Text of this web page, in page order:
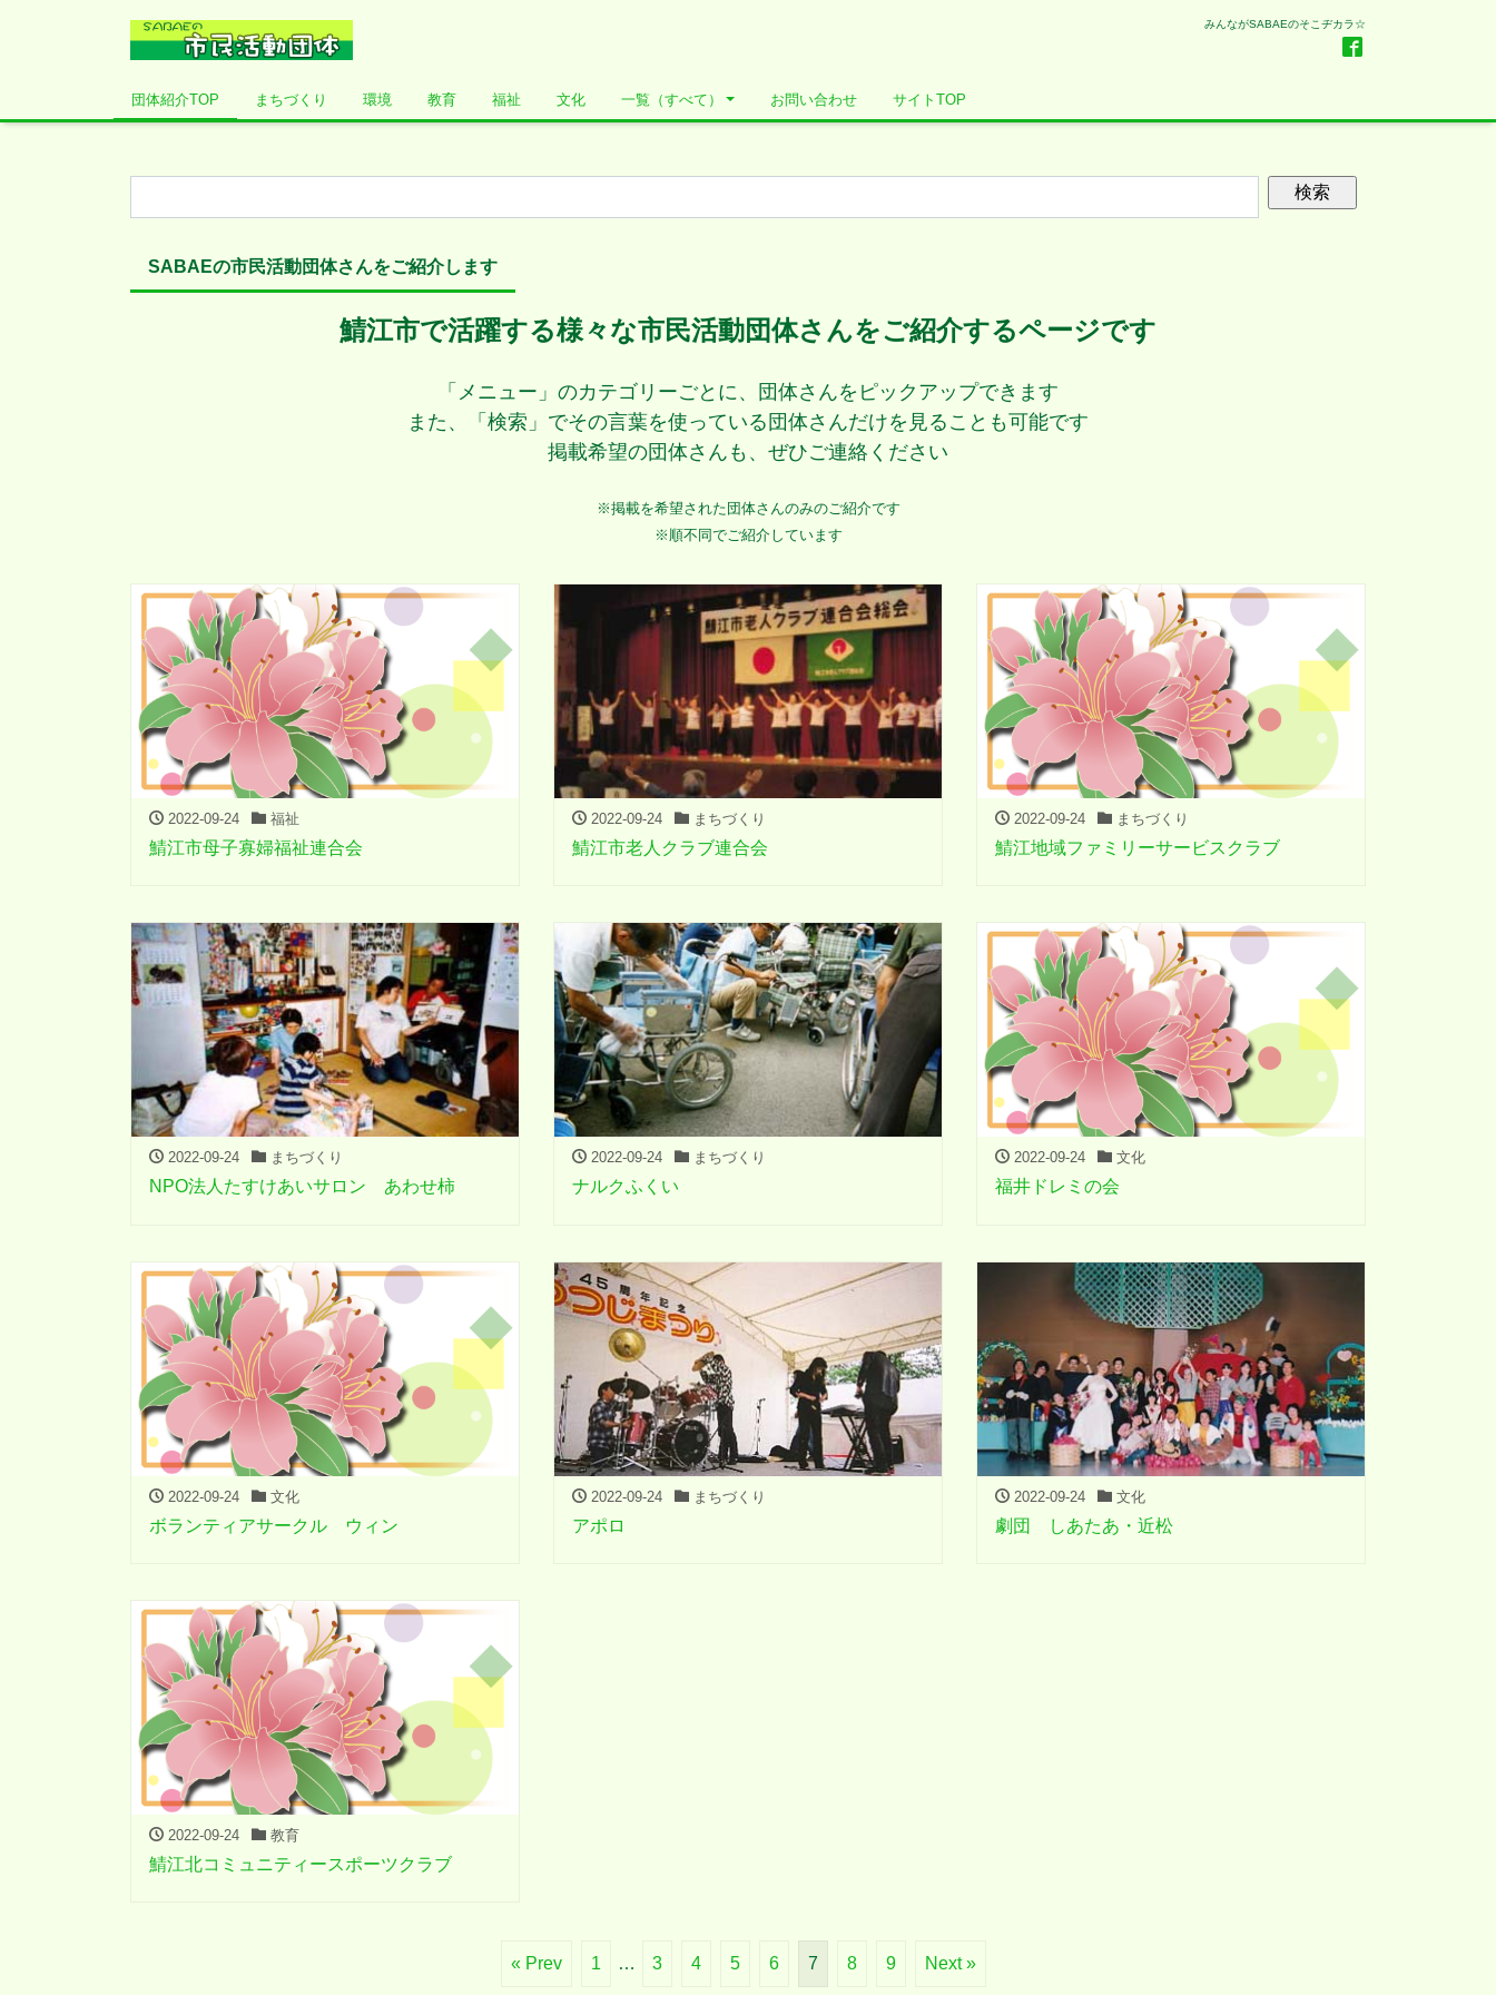
みんながSABAEのそこヂカラ☆
団体紹介TOP まちづくり 環境 教育 福祉 文化 一覧（すべて） お問い合わせ サイトTOP
SABAEの市民活動団体さんをご紹介します
鯖江市で活躍する様々な市民活動団体さんをご紹介するページです
「メニュー」のカテゴリーごとに、団体さんをピックアップできます
また、「検索」でその言葉を使っている団体さんだけを見ることも可能です
掲載希望の団体さんも、ぜひご連絡ください
※掲載を希望された団体さんのみのご紹介です
※順不同でご紹介しています
2022-09-24 福祉
鯖江市母子寡婦福祉連合会
2022-09-24 まちづくり
鯖江市老人クラブ連合会
2022-09-24 まちづくり
鯖江地域ファミリーサービスクラブ
2022-09-24 まちづくり
NPO法人たすけあいサロン あわせ柿
2022-09-24 まちづくり
ナルクふくい
2022-09-24 文化
福井ドレミの会
2022-09-24 文化
ボランティアサークル ウィン
2022-09-24 まちづくり
アポロ
2022-09-24 文化
劇団 しあたあ・近松
2022-09-24 教育
鯖江北コミュニティースポーツクラブ
« Prev 1 … 3 4 5 6 7 8 9 Next »